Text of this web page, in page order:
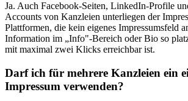
Ja. Auch Facebook-Seiten, LinkedIn-Profile
Accounts von Kanzleien unterliegen der
Plattformen, die kein eigenes Impressumsfeld
Information im „Info"-Bereich oder Bio so
mit maximal zwei Klicks erreichbar ist.
Darf ich für mehrere Kanzleien ein
Impressum verwenden?